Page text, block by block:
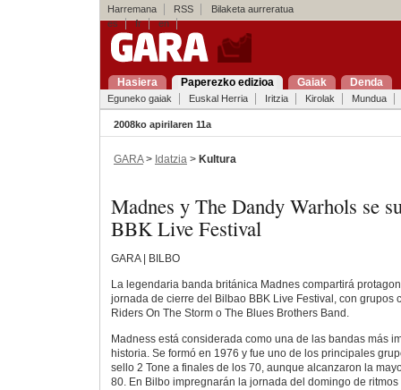
Harremana RSS
Bilaketa aurreratua
es
fr en
Hasiera Paperezko edizioa Gaiak Denda
Eguneko gaiak Euskal Herria Iritzia Kirolak Mundua
2008ko apirilaren 11a
GARA> Idatzia > Kultura
Madnes y The Dandy Warhols se
BBK Live Festival
GARA | BILBO
La legendaria banda británica Madnes compartirá
jornada de cierre del Bilbao BBK Live Festival, con grupos
Riders On The Storm o The Blues Brothers Band.
Madness está considerada como una de las bandas más
historia. Se formó en 1976 y fue uno de los principales
sello 2 Tone a finales de los 70, aunque alcanzaron la
80. En Bilbo impregnarán la jornada del domingo de